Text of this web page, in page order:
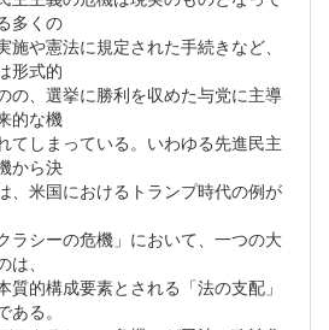
多くの
や憲法に規定された手続きなど、
形式的
の、選挙に勝利を収めた与党に主導
的な機
てしまっている。いわゆる先進民主
から決
、米国におけるトランプ時代の例が
ラシーの危機」において、一つの大
、
的構成要素とされる「法の支配」
る。